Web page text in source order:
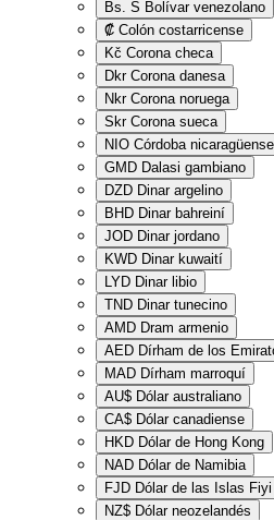
Bs. S Bolívar venezolano
₡ Colón costarricense
Kč Corona checa
Dkr Corona danesa
Nkr Corona noruega
Skr Corona sueca
NIO Córdoba nicaragüense
GMD Dalasi gambiano
DZD Dinar argelino
BHD Dinar bahreiní
JOD Dinar jordano
KWD Dinar kuwaití
LYD Dinar libio
TND Dinar tunecino
AMD Dram armenio
AED Dírham de los
MAD Dírham marroquí
AU$ Dólar australiano
CA$ Dólar canadiense
HKD Dólar de Hong Kong
NAD Dólar de Namibia
FJD Dólar de las Islas Fiyi
NZ$ Dólar neozelandés